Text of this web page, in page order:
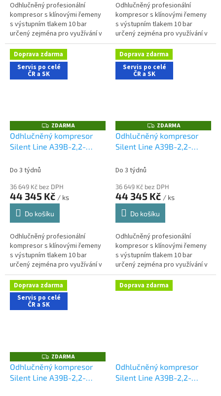
Odhlučněný profesionální
kompresor s klínovými řemeny
s výstupním tlakem 10 bar
určený zejména pro využívání v
řemeslnických aplikacích s
nároky na nízkou hlučnost
stroje....
Odhlučněný profesionální
kompresor s klínovými řemeny
s výstupním tlakem 10 bar
určený zejména pro využívání v
dílenských aplikacích s nároky
na nízkou hlučnost stroje....
Doprava zdarma
Servis po celé
ČR a SK
Z
D
A
R
ZDARMA
Odhlučněný kompresor
Silent Line A39B-2,2-
Do 3 týdnů
36 649 Kč bez DPH
44 345 Kč / ks
Do košíku
Odhlučněný profesionální
kompresor s klínovými řemeny
s výstupním tlakem 10 bar
určený zejména pro využívání v
řemeslnických aplikacích s
nároky na nízkou hlučnost
stroje....
Doprava zdarma
Servis po celé
ČR a SK
Z
D
A
R
ZDARMA
Odhlučněný kompresor
Silent Line A39B-2,2-
Do 3 týdnů
36 649 Kč bez DPH
44 345 Kč / ks
Do košíku
Odhlučněný profesionální
kompresor s klínovými řemeny
s výstupním tlakem 10 bar
určený zejména pro využívání v
řemeslnických aplikacích s
nároky na nízkou hlučnost
stroje....
Doprava zdarma
Servis po celé
ČR a SK
Z
D
A
R
ZDARMA
Odhlučněný kompresor
Silent Line A39B-2,2-
Doprava zdarma
Odhlučněný kompresor
Silent Line A39B-2,2-